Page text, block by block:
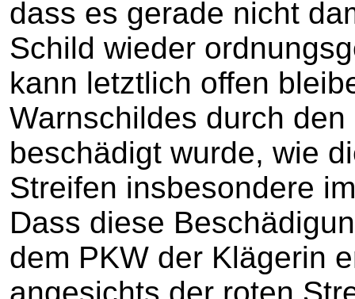
dass es gerade nicht
Schild wieder
kann letztlich offen
Warnschildes durch
beschädigt wurde, wie
Streifen insbesondere
Dass diese
dem PKW der Klägerin
angesichts der roten